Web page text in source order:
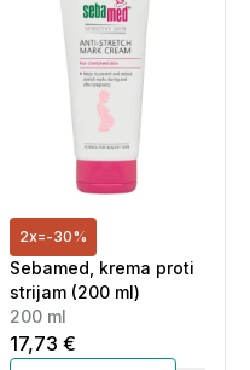
2x=-30%
Sebamed, krema proti
strijam (200 ml)
200 ml
17,73 €